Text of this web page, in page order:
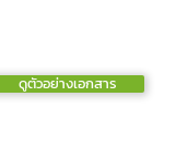
ดูตัวอย่างเอกสาร